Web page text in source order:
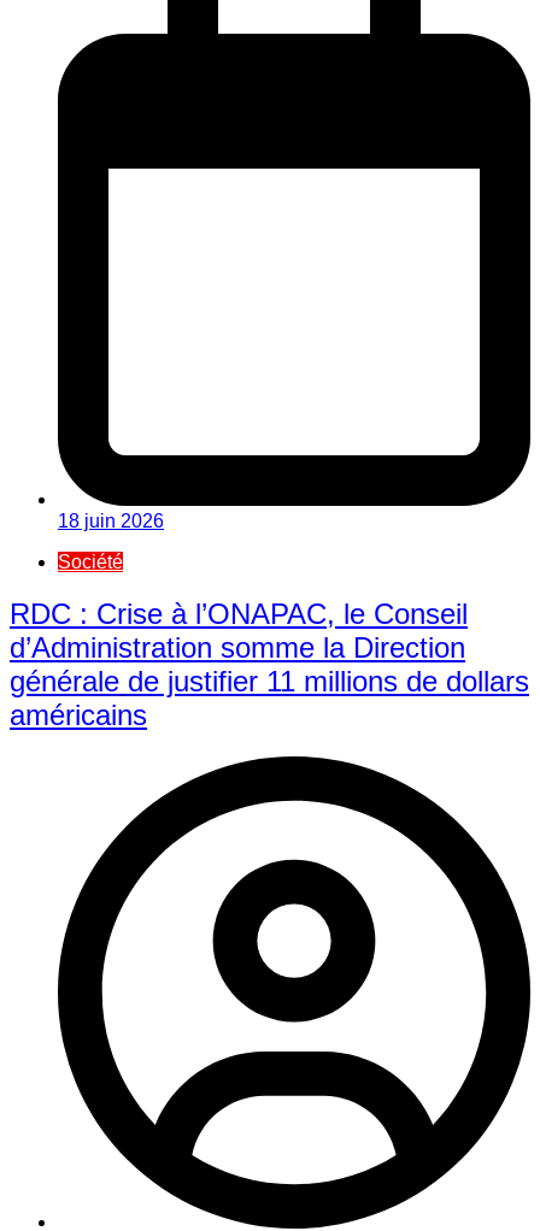
18 juin 2026
Société
RDC : Crise à l’ONAPAC, le Conseil
d’Administration somme la Direction
générale de justifier 11 millions de dollars
américains